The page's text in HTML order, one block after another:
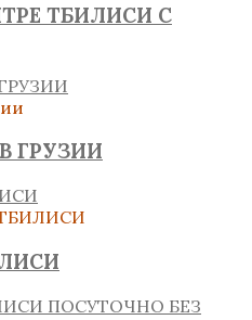
ТБИЛИСИ С
ГРУЗИИ